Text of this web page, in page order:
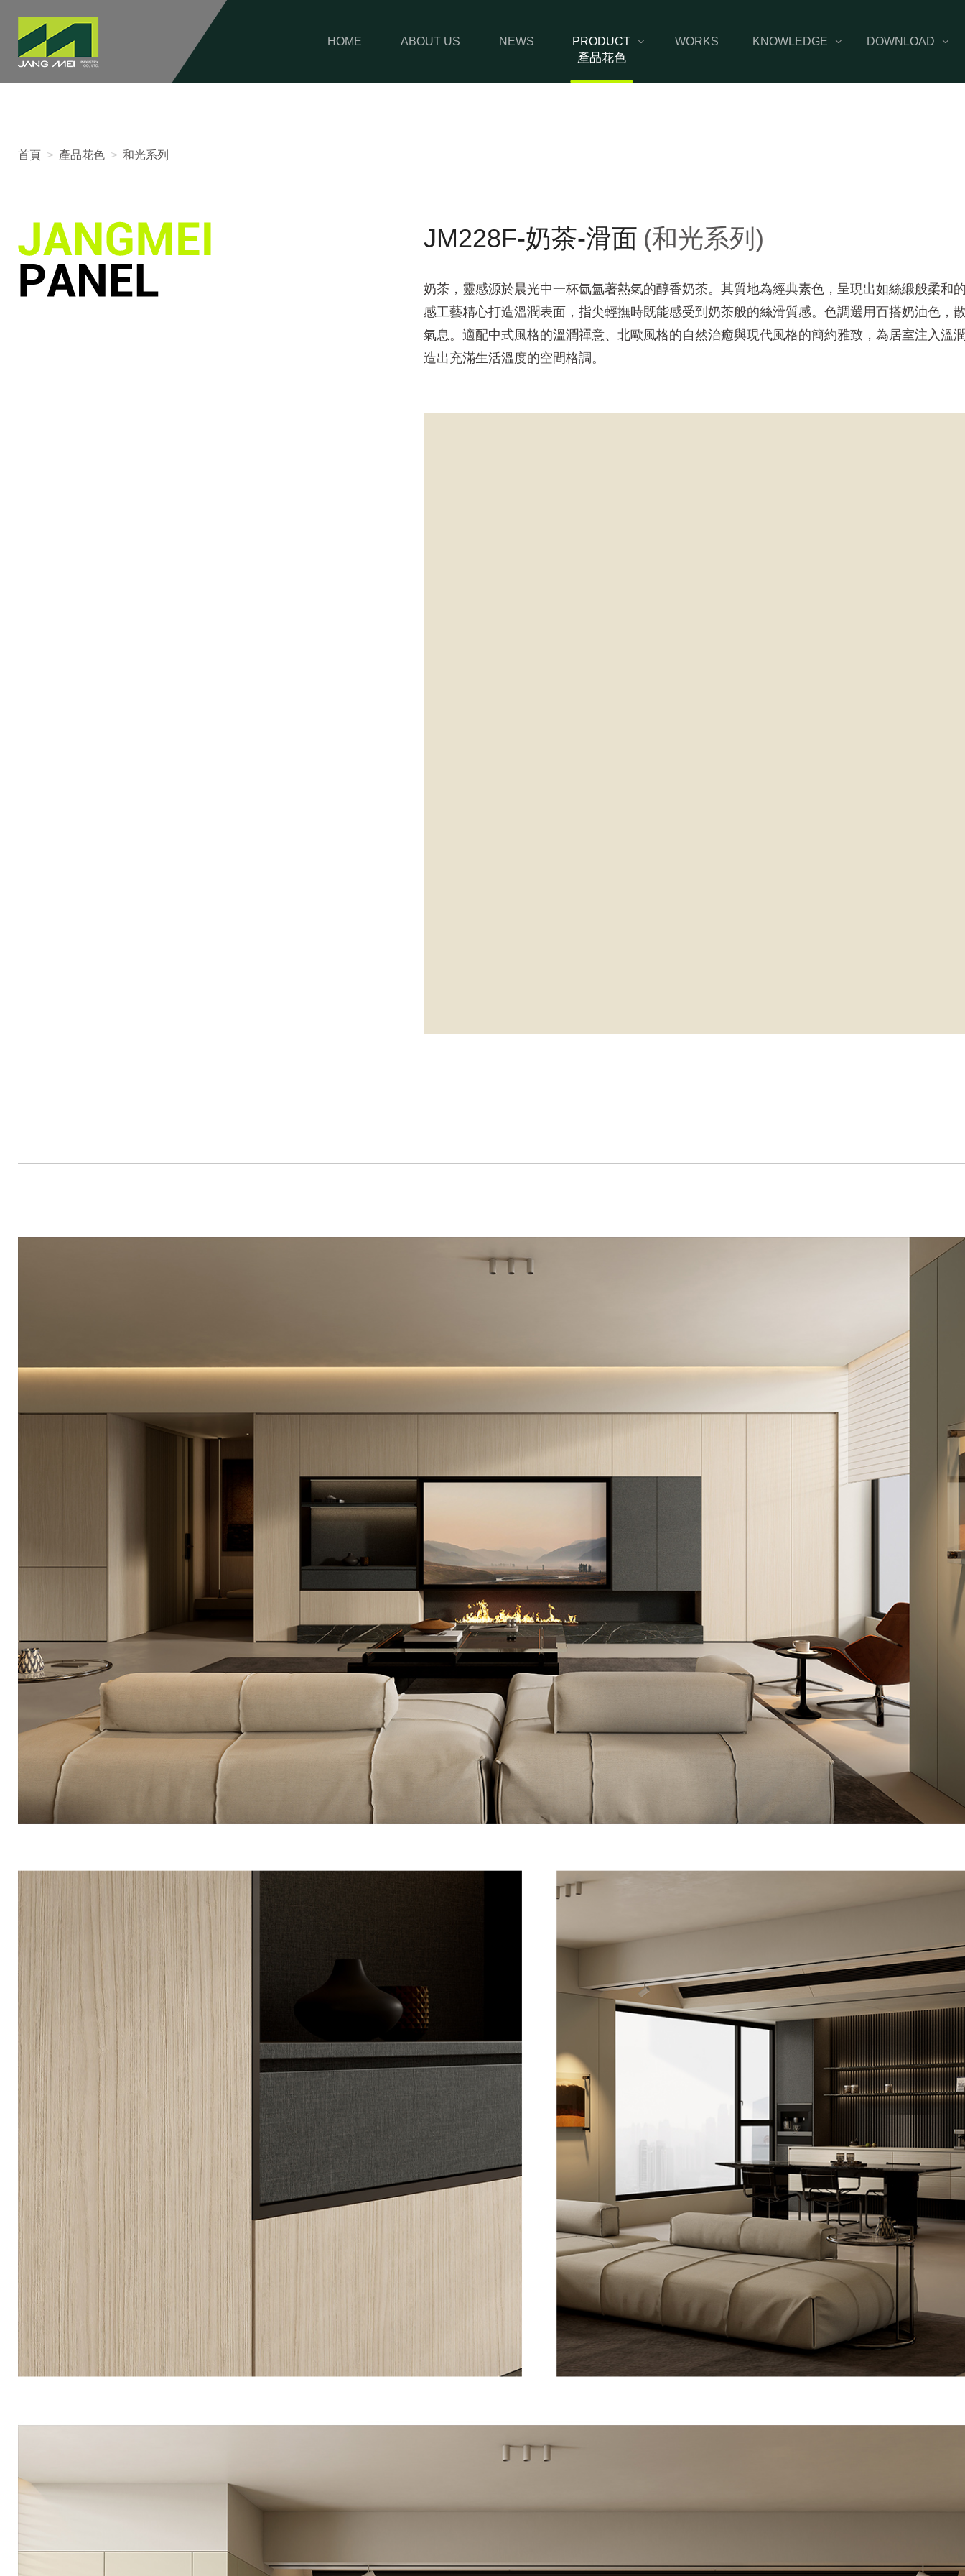
HOME ABOUT US NEWS PRODUCT
產品花色
 WORKS KNOWLEDGE  DOWNLOAD 
首頁 > 產品花色 > 和光系列
JM228F-奶茶-滑面 (和光系列)
奶茶，靈感源於晨光中一杯氤氳著熱氣的醇香奶茶。其質地為經典素色，呈現出如絲緞般柔和
感工藝精心打造溫潤表面，指尖輕撫時既能感受到奶茶般的絲滑質感。色調選用百搭奶油色，
氣息。適配中式風格的溫潤禪意、北歐風格的自然治癒與現代風格的簡約雅致，為居室注入溫
造出充滿生活溫度的空間格調。